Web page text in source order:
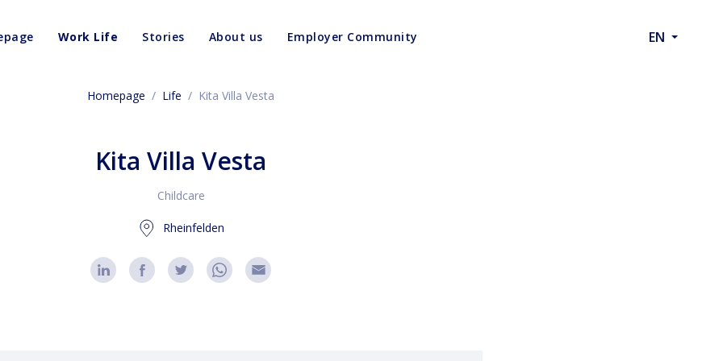
Work Life Stories About us Employer Community EN
Homepage / Life / Kita Villa Vesta
Kita Villa Vesta
Childcare
Rheinfelden